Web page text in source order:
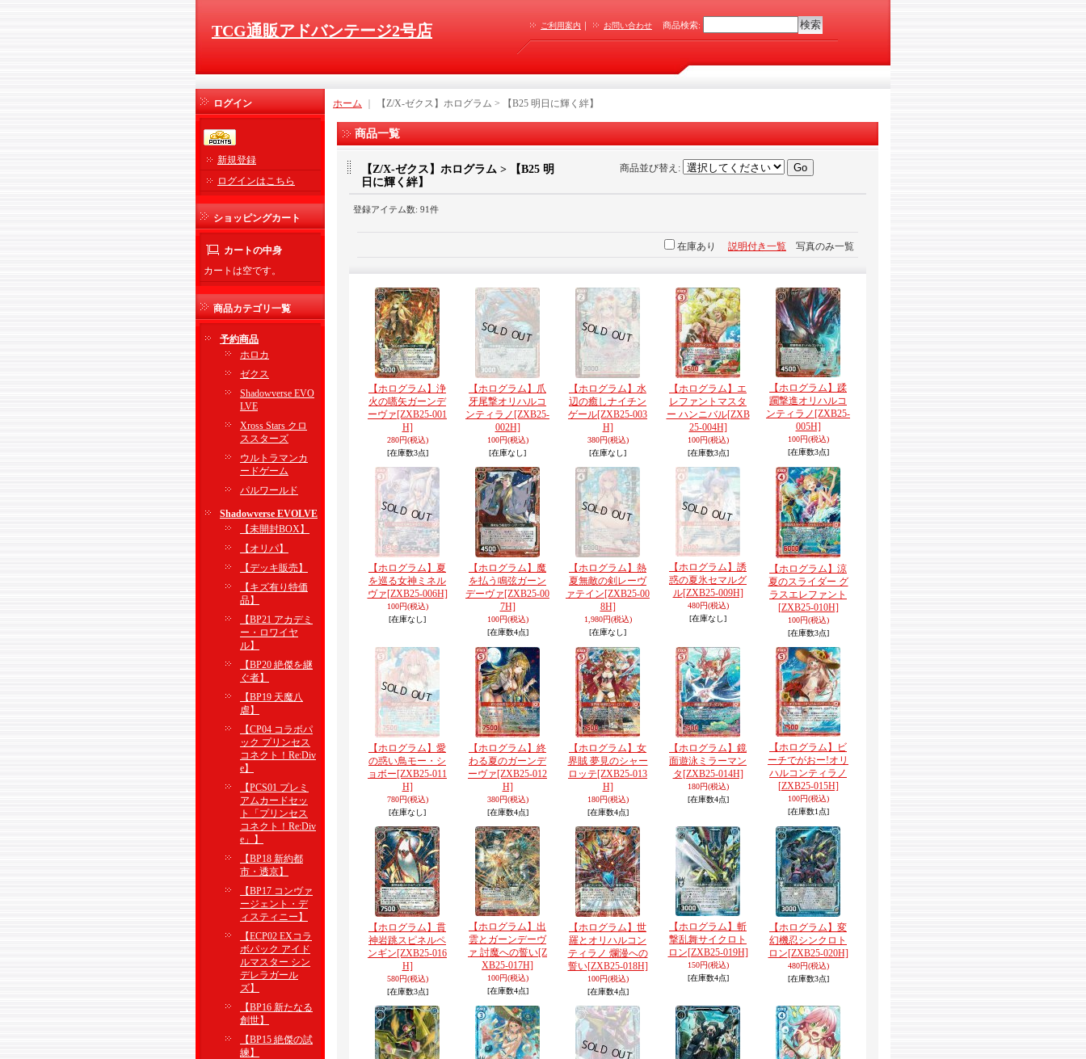
TCG通販アドバンテージ2号店 ご利用案内 ｜ お問い合わせ 商品検索:
ログイン
新規登録
ログインはこちら
ショッピングカート
カートの中身
カートは空です。
商品カテゴリ一覧
予約商品
ホロカ
ゼクス
Shadowverse EVO
LVE
Xross Stars クロ
ススターズ
ウルトラマンカ
ードゲーム
パルワールド
Shadowverse EVOLVE
【未開封BOX】
【オリパ】
【デッキ販売】
【キズ有り特価
品】
【BP21 アカデミ
ー・ロワイヤ
ル】
【BP20 絶傑を継
ぐ者】
【BP19 天魔八
虐】
【CP04 コラボパ
ック プリンセス
コネクト！Re:Div
e】
【PCS01 プレミ
アムカードセッ
ト「プリンセス
コネクト！Re:Div
e」】
【BP18 新約都
市・透京】
【BP17 コンヴァ
ージェント・デ
ィスティニー】
【ECP02 EXコラ
ボパック アイド
ルマスター シン
デレラガール
ズ】
【BP16 新たなる
創世】
【BP15 絶傑の試
練】
ホーム 【Z/X-ゼクス】ホログラム > 【B25 明日に輝く絆】
商品一覧
【Z/X-ゼクス】ホログラム > 【B25 明
日に輝く絆】
商品並び替え :
登録アイテム数: 91件
在庫あり 説明付き一覧 写真のみ一覧
【ホログラム】浄
火の嚆矢ガーンデ
ーヴァ[ZXB25-001
H]
280円(税込)
[在庫数3点]
【ホログラム】爪
牙尾撃オリハルコ
ンティラノ [ZXB25-
002H]
100円(税込)
[在庫なし]
【ホログラム】水
辺の癒しナイチン
ゲール[ZXB25-003
H]
380円(税込)
[在庫なし]
【ホログラム】エ
レファントマスタ
ー ハンニバル[ZXB
25-004H]
100円(税込)
[在庫数3点]
【ホログラム】蹂
躙撃進オリハルコ
ンティラノ [ZXB25-
005H]
100円(税込)
[在庫数3点]
【ホログラム】夏
を巡る女神ミネル
ヴァ[ZXB25-006H]
100円(税込)
[在庫なし]
【ホログラム】魔
を払う鳴弦ガーン
デーヴァ[ZXB25-00
7H]
100円(税込)
[在庫数4点]
【ホログラム】熱
夏無敵の剣レーヴ
ァテイン[ZXB25-00
8H]
1,980円(税込)
[在庫なし]
【ホログラム】誘
惑の夏氷セマルグ
ル[ZXB25-009H]
480円(税込)
[在庫なし]
【ホログラム】涼
夏のスライダー グ
ラスエレファント
[ZXB25-010H]
100円(税込)
[在庫数3点]
【ホログラム】愛
の惑い鳥モー・シ
ョボー[ZXB25-011
H]
780円(税込)
[在庫なし]
【ホログラム】終
わる夏のガーンデ
ーヴァ[ZXB25-012
H]
380円(税込)
[在庫数4点]
【ホログラム】女
界賊 夢見のシャー
ロッテ[ZXB25-013
H]
180円(税込)
[在庫数4点]
【ホログラム】鏡
面遊泳ミラーマン
タ [ZXB25-014H]
180円(税込)
[在庫数4点]
【ホログラム】ビ
ーチでがおー!オリ
ハルコンティラノ
[ZXB25-015H]
100円(税込)
[在庫数1点]
【ホログラム】貫
神岩跳スピネルペ
ンギン[ZXB25-016
H]
580円(税込)
[在庫数3点]
【ホログラム】出
雲とガーンデーヴ
ァ 討魔への誓い[Z
XB25-017H]
100円(税込)
[在庫数4点]
【ホログラム】世
羅とオリハルコン
ティラノ 爛漫への
誓い[ZXB25-018H]
100円(税込)
[在庫数4点]
【ホログラム】斬
撃乱舞サイクロト
ロン[ZXB25-019H]
150円(税込)
[在庫数4点]
【ホログラム】変
幻機忍シンクロト
ロン[ZXB25-020H]
480円(税込)
[在庫数3点]